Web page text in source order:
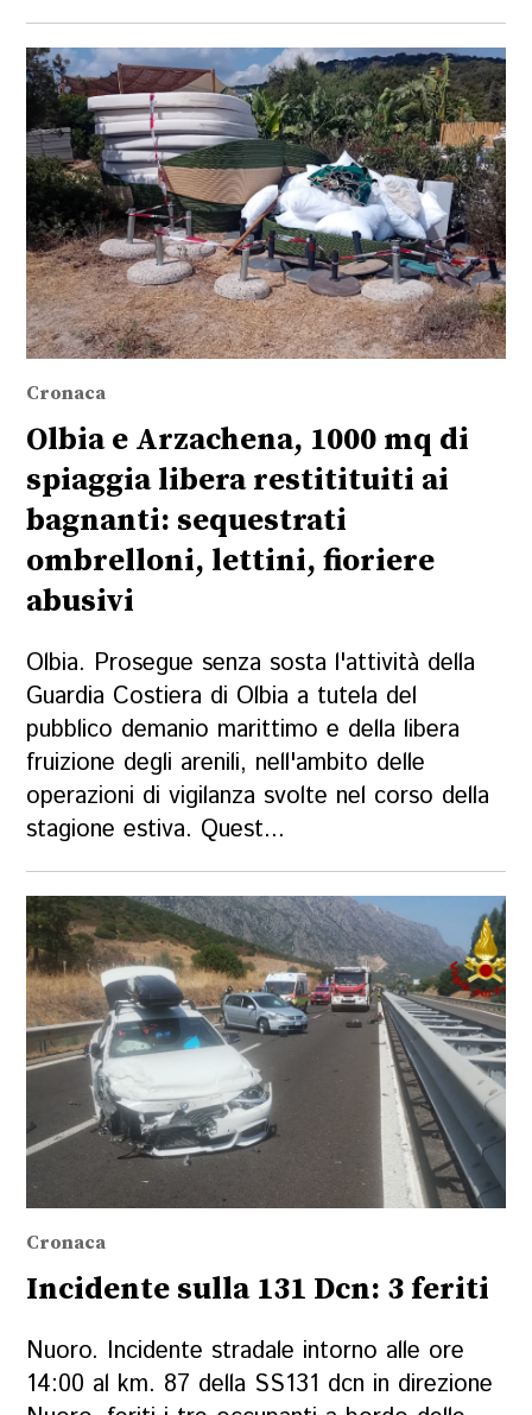
Cronaca
Olbia e Arzachena, 1000 mq di
spiaggia libera restitituiti ai
bagnanti: sequestrati
ombrelloni, lettini, fioriere
abusivi
Olbia. Prosegue senza sosta l'attività della
Guardia Costiera di Olbia a tutela del
pubblico demanio marittimo e della libera
fruizione degli arenili, nell'ambito delle
operazioni di vigilanza svolte nel corso della
stagione estiva. Quest...
Cronaca
Incidente sulla 131 Dcn: 3 feriti
Nuoro. Incidente stradale intorno alle ore
14:00 al km. 87 della SS131 dcn in direzione